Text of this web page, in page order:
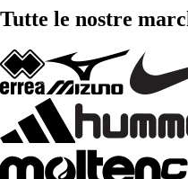
Tutte le nostre